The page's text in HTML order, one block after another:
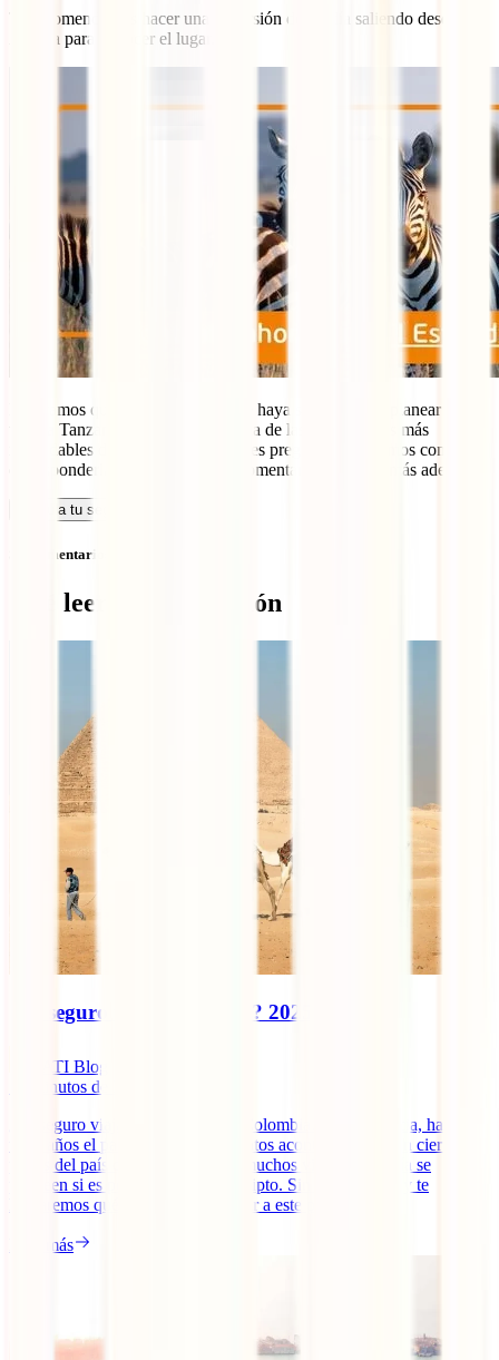
Te recomendamos hacer una excursión de un día saliendo desde
Arusha para conocer el lugar.
Esperamos que esta información te haya sido útil para planear tu
viaje a Tanzania. Sin duda, será una de las experiencias más
inolvidables de tu vida. Si aún tienes preguntas, estaremos contentos
de responderlas en la sección de comentarios que está más adelante.
Calcula tu seguro
Sin comentarios
Qué leer a continuación
¿Es seguro viajar a Egipto? 2025
IATI Blog
minutos de lectura
¿Es seguro viajar a Egipto desde Colombia? Por desgracia, hace
unos años el país vivió unos violentos acontecimientos en ciertas
partes del país que provocan que muchos viajeros todavía se
planteen si es peligroso viajar a Egipto. Sin embargo, hoy te
hablaremos qué tan seguro es viajar a este país
Leer más